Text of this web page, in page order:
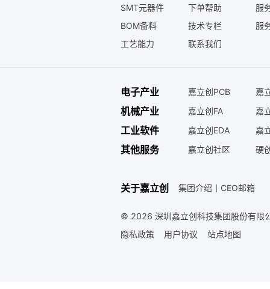
SMT元器件
BOM备料
工艺能力
下单帮助
技术专栏
联系我们
服
服
电子产业 嘉立创PCB 嘉
机械产业 嘉立创FA 嘉
工业软件 嘉立创EDA 嘉
其他服务 嘉立创社区 硬
关于嘉立创 集团介绍 丨 CEO邮箱
© 2026 深圳嘉立创科技集团股份有限
隐私政策
用户协议 站点地图